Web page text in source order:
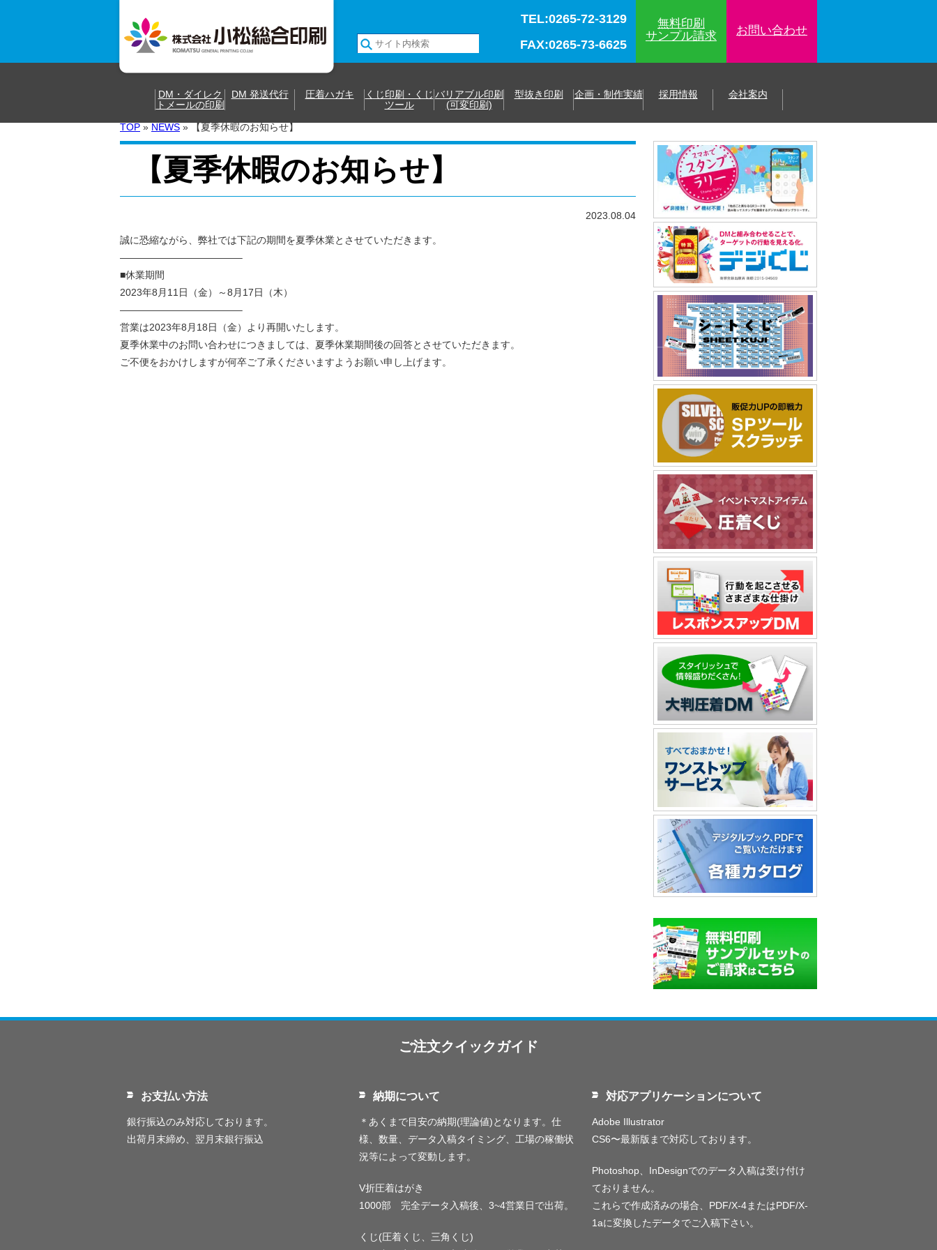
TEL:0265-72-3129
FAX:0265-73-6625
無料印刷
サンプル請求 お問い合わせ
DM・ダイレク
トメールの印刷
DM 発送代行 圧着ハガキ
くじ印刷・くじ
ツール
バリアブル印刷
(可変印刷)
型抜き印刷 企画・制作実績 採用情報 会社案内
TOP » NEWS » 【夏季休暇のお知らせ】
【夏季休暇のお知らせ】
2023.08.04
誠に恐縮ながら、弊社では下記の期間を夏季休業とさせていただきます。
————————————–
■休業期間
2023年8月11日（金）～8月17日（木）
————————————–
営業は2023年8月18日（金）より再開いたします。
夏季休業中のお問い合わせにつきましては、夏季休業期間後の回答とさせていただきます。
ご不便をおかけしますが何卒ご了承くださいますようお願い申し上げます。
ご注文クイックガイド
お支払い方法
銀行振込のみ対応しております。
出荷月末締め、翌月末銀行振込
納期について
＊あくまで目安の納期(理論値)となります。仕
様、数量、データ入稿タイミング、工場の稼働状
況等によって変動します。
V折圧着はがき
1000部 完全データ入稿後、3~4営業日で出荷。
くじ(圧着くじ、三角くじ)
対応アプリケーションについて
Adobe Illustrator
CS6〜最新版まで対応しております。
Photoshop、InDesignでのデータ入稿は受け付け
ておりません。
これらで作成済みの場合、PDF/X-4またはPDF/X-
1aに変換したデータでご入稿下さい。